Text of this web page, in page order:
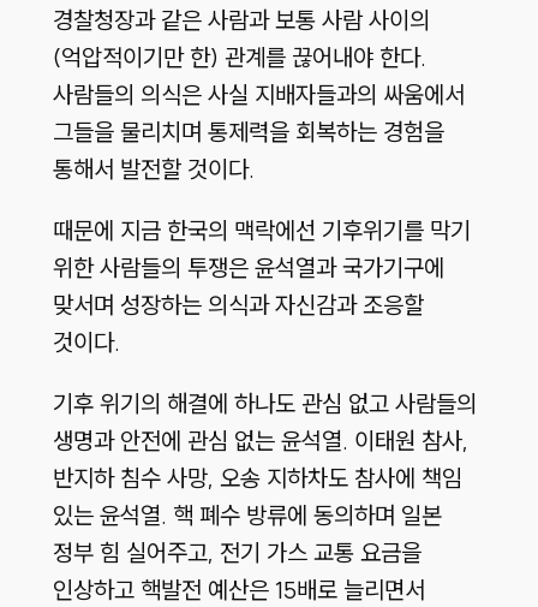
경찰청장과 같은 사람과 보통 사람 사이의
(억압적이기만 한) 관계를 끊어내야 한다.
사람들의 의식은 사실 지배자들과의 싸움에서
그들을 물리치며 통제력을 회복하는 경험을
통해서 발전할 것이다.
때문에 지금 한국의 맥락에선 기후위기를 막기
위한 사람들의 투쟁은 윤석열과 국가기구에
맞서며 성장하는 의식과 자신감과 조응할
것이다.
기후 위기의 해결에 하나도 관심 없고 사람들의
생명과 안전에 관심 없는 윤석열. 이태원 참사,
반지하 침수 사망, 오송 지하차도 참사에 책임
있는 윤석열. 핵 폐수 방류에 동의하며 일본
정부 힘 실어주고, 전기 가스 교통 요금을
인상하고 핵발전 예산은 15배로 늘리면서